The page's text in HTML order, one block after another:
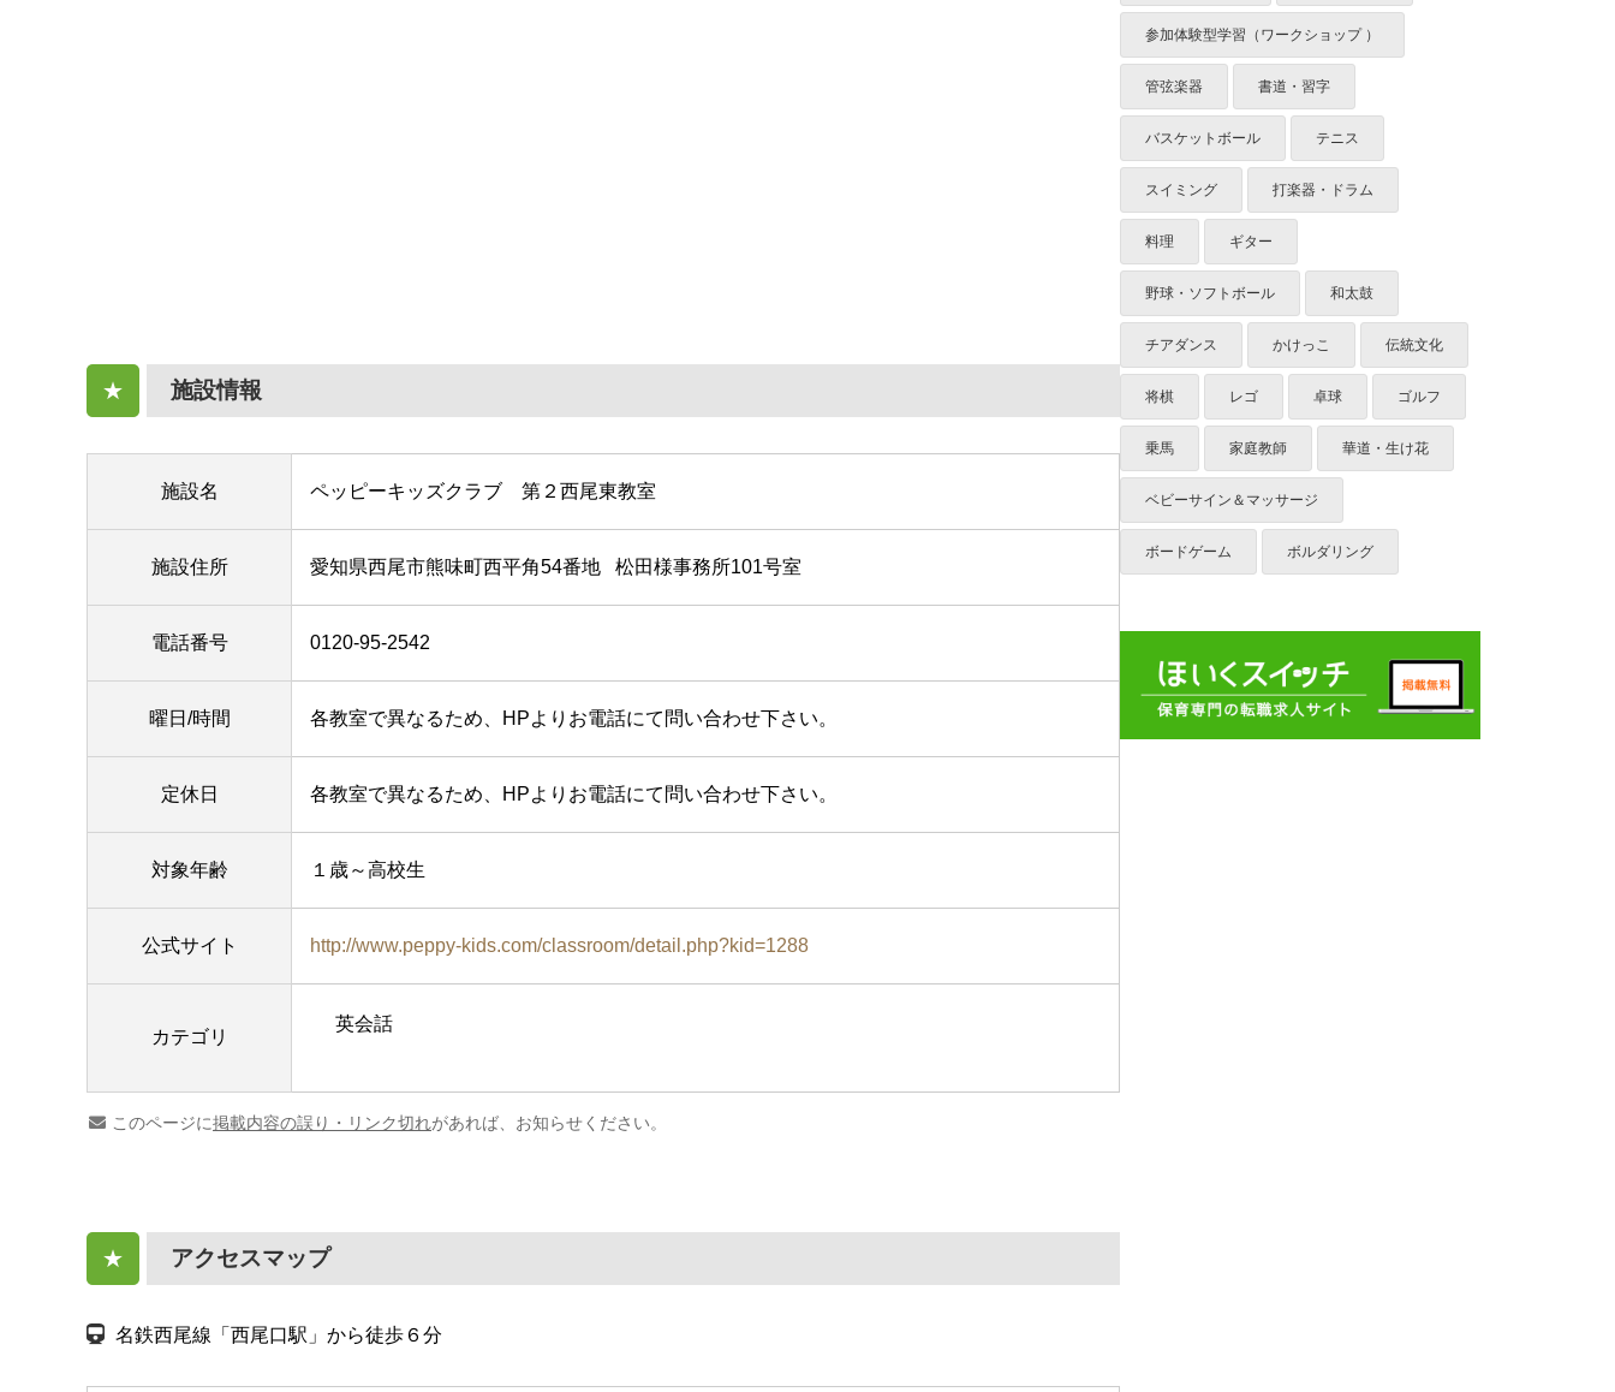
★ 施設情報
施設名 ペッピーキッズクラブ 第２西尾東教室
施設住所 愛知県西尾市熊味町西平角54番地 松田様事務所101号室
電話番号 0120-95-2542
曜日/時間 各教室で異なるため、HPよりお電話にて問い合わせ下さい。
定休日 各教室で異なるため、HPよりお電話にて問い合わせ下さい。
対象年齢 １歳～高校生
公式サイト http://www.peppy-kids.com/classroom/detail.php?kid=1288
カテゴリ
英会話
このページに掲載内容の誤り・リンク切れがあれば、お知らせください。
★ アクセスマップ
名鉄西尾線「西尾口駅」から徒歩６分
参加体験型学習（ワークショップ ）
管弦楽器 書道・習字
バスケットボール テニス
スイミング 打楽器・ドラム
料理 ギター
野球・ソフトボール 和太鼓
チアダンス かけっこ 伝統文化
将棋 レゴ 卓球 ゴルフ
乗馬 家庭教師 華道・生け花
ベビーサイン＆マッサージ
ボードゲーム ボルダリング